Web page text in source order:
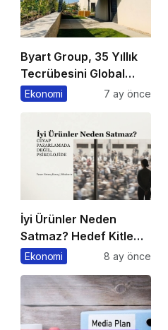
Byart Group, 35 Yıllık
Tecrübesini Global
Başarıya Dönüştürüyor
Ekonomi 7 ay önce
İyi Ürünler Neden
Satmaz? Hedef Kitle
Yanılgısı
Ekonomi 8 ay önce